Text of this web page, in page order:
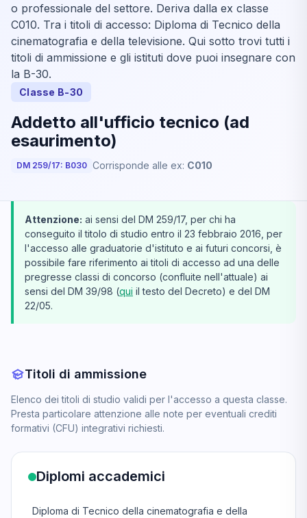
o professionale del settore. Deriva dalla ex classe
C010. Tra i titoli di accesso: Diploma di Tecnico della
cinematografia e della televisione. Qui sotto trovi tutti i
titoli di ammissione e gli istituti dove puoi insegnare con
la B-30.
Classe B-30
Addetto all'ufficio tecnico (ad
esaurimento)
DM 259/17: B030 Corrisponde alle ex: C010
Attenzione: ai sensi del DM 259/17, per chi ha
conseguito il titolo di studio entro il 23 febbraio 2016, per
l'accesso alle graduatorie d'istituto e ai futuri concorsi, è
possibile fare riferimento ai titoli di accesso ad una delle
pregresse classi di concorso (confluite nell'attuale) ai
sensi del DM 39/98 (qui il testo del Decreto) e del DM
22/05.
Titoli di ammissione
Elenco dei titoli di studio validi per l'accesso a questa classe.
Presta particolare attenzione alle note per eventuali crediti
formativi (CFU) integrativi richiesti.
Diplomi accademici
Diploma di Tecnico della cinematografia e della